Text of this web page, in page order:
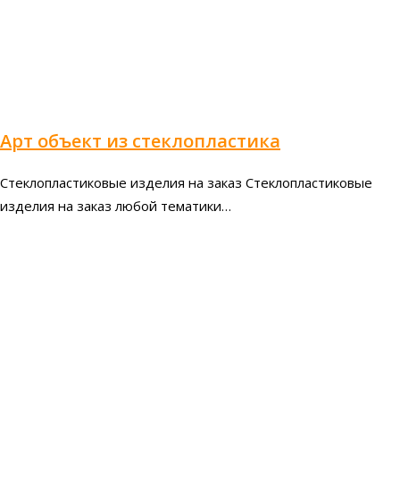
Арт объект из стеклопластика
Стеклопластиковые изделия на заказ Стеклопластиковые
изделия на заказ любой тематики…